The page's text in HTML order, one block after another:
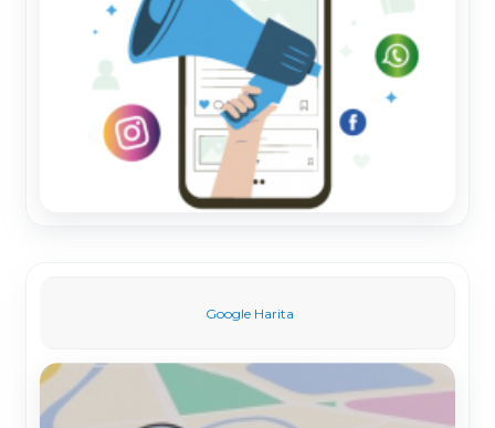
Google Harita